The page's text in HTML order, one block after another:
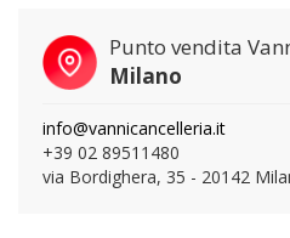
Punto vendita
Milano
info@vannicancelleria.it
+39 02 89511480
via Bordighera, 35 - 20142